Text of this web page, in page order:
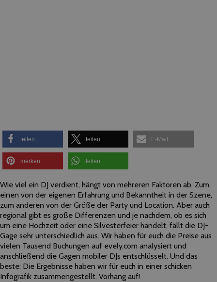
teilen teilen E-Mail
merken teilen
Wie viel ein DJ verdient, hängt von mehreren Faktoren ab. Zum
einen von der eigenen Erfahrung und Bekanntheit in der Szene,
zum anderen von der Größe der Party und Location. Aber auch
regional gibt es große Differenzen und je nachdem, ob es sich
um eine Hochzeit oder eine Silvesterfeier handelt, fällt die DJ-
Gage sehr unterschiedlich aus. Wir haben für euch die Preise aus
vielen Tausend Buchungen auf evely.com analysiert und
anschließend die Gagen mobiler DJs entschlüsselt. Und das
beste: Die Ergebnisse haben wir für euch in einer schicken
Infografik zusammengestellt. Vorhang auf!